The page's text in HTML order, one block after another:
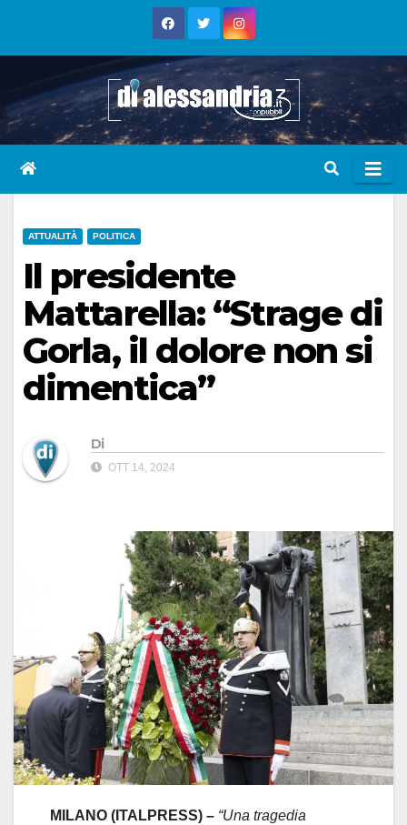
ATTUALITÀ POLITICA
Il presidente
Mattarella: “Strage di
Gorla, il dolore non si
dimentica”
Di
OTT 14, 2024
MILANO (ITALPRESS) – “Una tragedia